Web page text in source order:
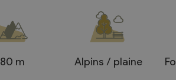
Sécurité et police
Services autofinancés
Constructions
m Alpins / plaine